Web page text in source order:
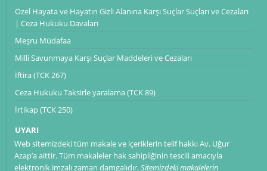
Özel Hayata ve Hayatın Gizli Alanına Karşı Suçlar Suçları ve Cezaları
| Ceza Hukuku Davaları
Meşru Müdafaa
Milli Savunmaya Karşı Suçlar Maddeleri ve Cezaları
İftira (TCK 267)
Ceza Hukuku Taksirle yaralama (TCK 89)
İrtikap (TCK 250)
UYARI
Web sitemizdeki tüm makale ve içeriklerin telif hakkı Av. Uğur
Azap’a aittir. Tüm makaleler hak sahipliğinin tescili amacıyla
elektronik imzalı zaman damgalıdır.Sitemizdeki makalelerin